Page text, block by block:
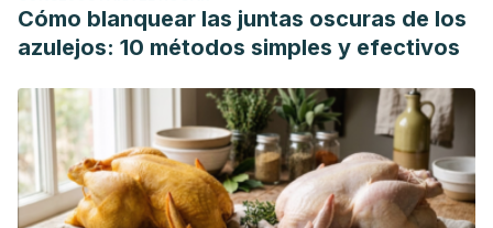
Cómo blanquear las juntas oscuras de los
azulejos: 10 métodos simples y efectivos